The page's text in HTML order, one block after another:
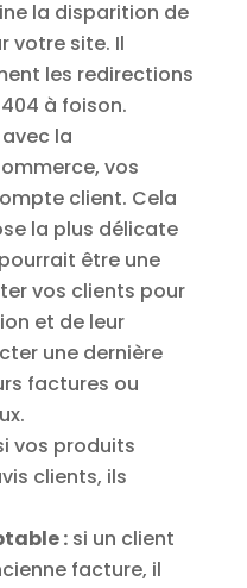
la disparition de
votre site. Il
les redirections
à foison.
la
vos
client. Cela
la plus délicate
être une
vos clients pour
et de leur
une dernière
factures ou
vos produits
clients, ils
:si un client
facture, il